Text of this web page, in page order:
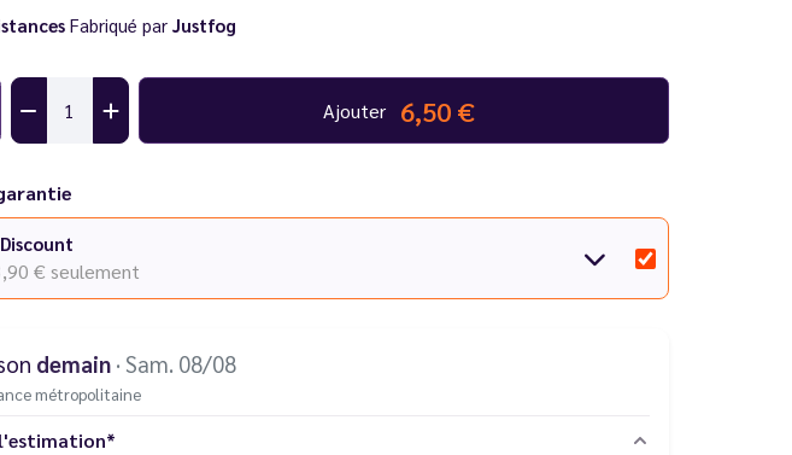
Fabriqué par Justfog
Ajouter 6,50 €
€ seulement
demain · Sam. 08/08
métropolitaine